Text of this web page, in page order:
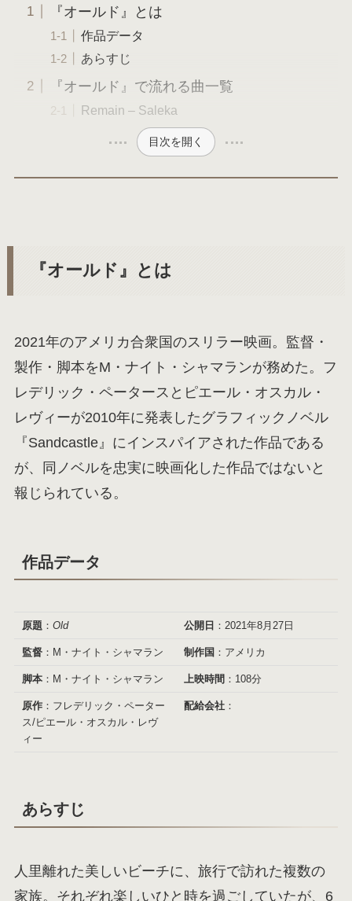
『オールド』とは
作品データ
あらすじ
『オールド』で流れる曲一覧
Remain – Saleka
目次を開く
『オールド』とは
2021年のアメリカ合衆国のスリラー映画。監督・
製作・脚本をM・ナイト・シャマランが務めた。フ
レデリック・ペータースとピエール・オスカル・
レヴィーが2010年に発表したグラフィックノベル
『Sandcastle』にインスパイアされた作品である
が、同ノベルを忠実に映画化した作品ではないと
報じられている。
作品データ
原題 ： Old 公開日 ：2021年8月27日
監督：M・ナイト・シャマラン 制作国 ：アメリカ
脚本：M・ナイト・シャマラン 上映時間 ：108分
原作：フレデリック・ペーター
ス/ピエール・オスカル・レヴ
ィー
配給会社：
あらすじ
人里離れた美しいビーチに、旅行で訪れた複数の
家族。それぞれ楽しいひと時を過ごしていたが、6